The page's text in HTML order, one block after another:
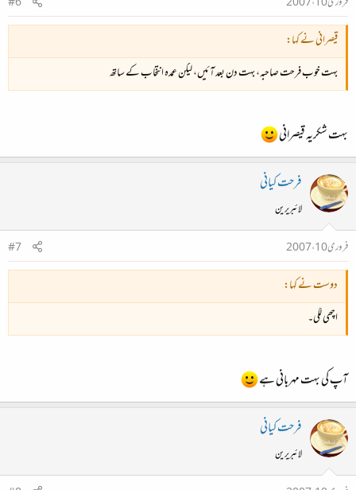
قیصرانی نے کہا:
بہت خوب فرحت صاحبہ، بہت دن بعد آئیں، لیکن عمدہ انتخاب کے ساتھ
بہت شکریہ قیصرانی
فرحت کیانی
لائبریرین
فروری 10، 2007
#7
دوست نے کہا:
اچھی لگی۔
آپ کی بہت مہربانی ہے
فرحت کیانی
لائبریرین